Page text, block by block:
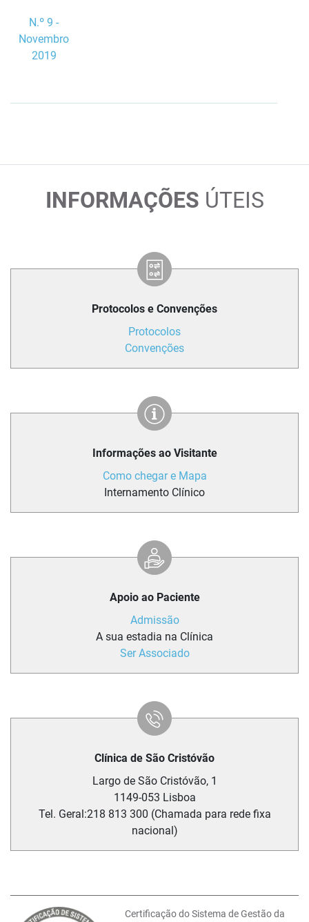
N.º 9 -
Novembro
2019
INFORMAÇÕES ÚTEIS
Protocolos e Convenções
Protocolos
Convenções
Informações ao Visitante
Como chegar e Mapa
Internamento Clínico
Apoio ao Paciente
Admissão
A sua estadia na Clínica
Ser Associado
Clínica de São Cristóvão
Largo de São Cristóvão, 1
1149-053 Lisboa
Tel. Geral:218 813 300 (Chamada para rede fixa
nacional)
Certificação do Sistema de Gestão da